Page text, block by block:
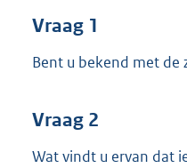
Vraag 1
Bent u bekend met de
Vraag 2
Wat vindt u ervan dat